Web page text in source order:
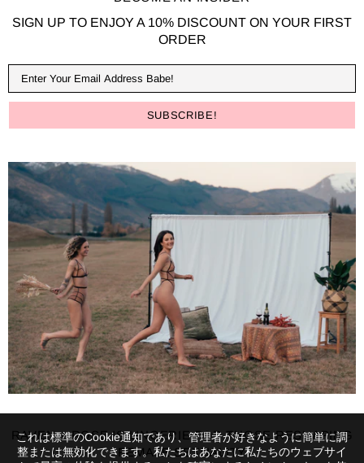
SIGN UP TO ENJOY A 10% DISCOUNT ON YOUR FIRST
ORDER
RAVEN + ROSE IS LINGERIE FOR THOSE RESHAPING
FEMALE SEXUALITY
これは標準のCookie通知であり、管理者が好きなように簡単に調
整または無効化できます。私たちはあなたに私たちのウェブサイ